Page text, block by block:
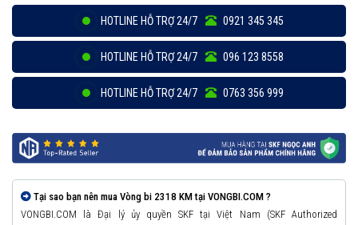
HOTLINE HỖ TRỢ 24/7 0921 345 345
HOTLINE HỖ TRỢ 24/7 096 123 8558
HOTLINE HỖ TRỢ 24/7 0763 356 999
Tại sao bạn nên mua Vòng bi 2318 KM tại VONGBI.COM ?
VONGBI.COM là Đại lý ủy quyền SKF tại Việt Nam (SKF Authorized